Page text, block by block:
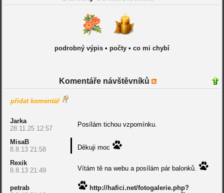
podrobný výpis• počty• co mi chybí
Komentáře návštěvníků
přidat komentář
Jarka
28.11.25 12:57
Posílám tichou vzpomínku.
MisaB
8.8.13 21:58
Děkuji moc
Rexik
8.8.13 21:49
Vítám tě na webu a posílám pár balonků.
petrab
http://hafici.net/fotogalerie.php?